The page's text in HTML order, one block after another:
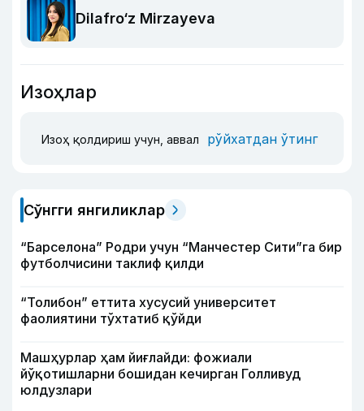
Dilafro‘z Mirzayeva
Изоҳлар
Изоҳ қолдириш учун, аввал рўйхатдан ўтинг
Сўнгги янгиликлар
“Барселона” Родри учун “Манчестер Сити”га бир
футболчисини таклиф қилди
“Толибон” еттита хусусий университет
фаолиятини тўхтатиб қўйди
Машҳурлар ҳам йиғлайди: фожиали
йўқотишларни бошидан кечирган Голливуд
юлдузлари